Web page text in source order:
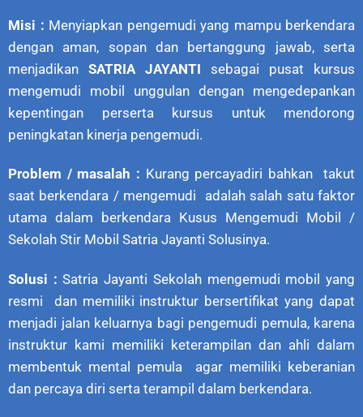
Misi : Menyiapkan pengemudi yang mampu berkendara
dengan aman, sopan dan bertanggung jawab, serta
menjadikan SATRIA JAYANTI sebagai pusat kursus
mengemudi mobil unggulan dengan mengedepankan
kepentingan perserta kursus untuk mendorong
peningkatan kinerja pengemudi.
Problem / masalah : Kurang percayadiri bahkan takut
saat berkendara / mengemudi adalah salah satu faktor
utama dalam berkendara Kusus Mengemudi Mobil /
Sekolah Stir Mobil Satria Jayanti Solusinya.
Solusi : Satria Jayanti Sekolah mengemudi mobil yang
resmi dan memiliki instruktur bersertifikat yang dapat
menjadi jalan keluarnya bagi pengemudi pemula, karena
instruktur kami memiliki keterampilan dan ahli dalam
membentuk mental pemula agar memiliki keberanian
dan percaya diri serta terampil dalam berkendara.